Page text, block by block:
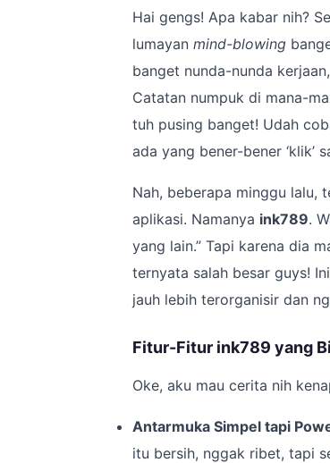
Hai gengs! Apa kabar nih?
lumayan mind-blowing
banget nunda-nunda
Catatan numpuk di mana-
tuh pusing banget! Udah
ada yang bener-bener ‘klik’
Nah, beberapa minggu lalu,
aplikasi. Namanya ink789.
yang lain.” Tapi karena dia
ternyata salah besar guys!
jauh lebih terorganisir dan
Fitur-Fitur ink789 yang
Oke, aku mau cerita nih
Antarmuka Simpel tapi
itu bersih, nggak ribet, tapi